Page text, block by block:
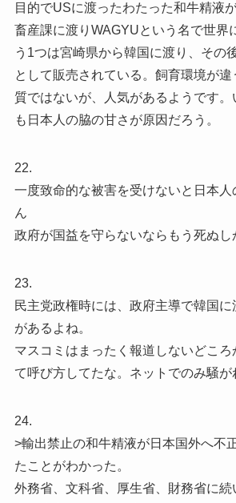
目的でUSに渡ったわたった和牛精液
畜産課に渡りWAGYUという名で世界
う1つは宮崎県から韓国に渡り、その
として販売されている。飼育環境が
質ではないが、人気があるようです
も日本人の脇の甘さが原因だろう。
22.
一度致命的な被害を受けないと日本人
ん
政府が国益を守らないならもう死ぬし
23.
民主党政権時には、政府主導で韓国
があるよね。
マスコミはまったく報道しないどこ
て呼び方してたな。ネットでのみ騒が
24.
>輸出禁止の和牛精液が日本国外へ不
たことがわかった。
外務省、文科省、厚生省、財務省に続